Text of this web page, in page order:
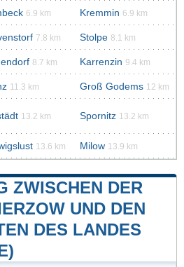
6.9 km Kremmin 6.9 km
7.8 km Stolpe 8.1 km
8.7 km Karrenzin 9.4 km
11.3 km Groß Godems 12 km
13.2 km Spornitz 13.2 km
13.6 km Milow 13.9 km
ZWISCHEN DER
UND DEN
DES LANDES